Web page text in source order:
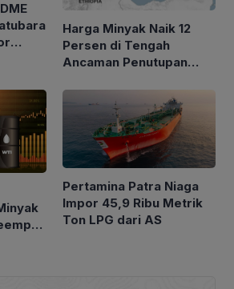
Harga Minyak Naik 12
Persen di Tengah
Ancaman Penutupan
Pertamina Patra Niaga
Impor 45,9 Ribu Metrik
Ton LPG dari AS